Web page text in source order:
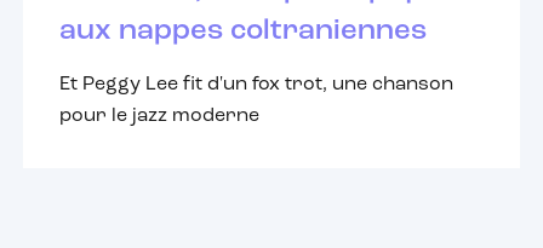
aux nappes coltraniennes
Et Peggy Lee fit d'un fox trot, une chanson
pour le jazz moderne